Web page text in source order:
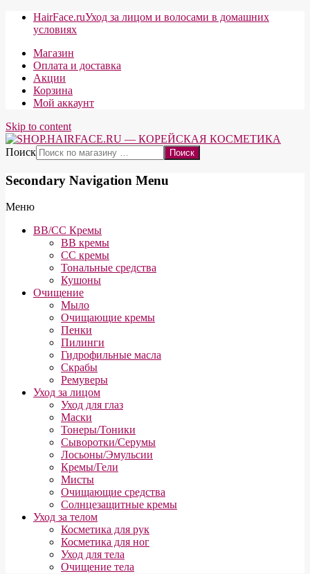
HairFace.ruУход за лицом и волосами в домашних
условиях
Магазин
Оплата и доставка
Акции
Корзина
Мой аккаунт
Skip to content
Поиск
Secondary Navigation Menu
Меню
BB/CC Кремы
BB кремы
СС кремы
Тональные средства
Кушоны
Очищение
Мыло
Очищающие кремы
Пенки
Пилинги
Гидрофильные масла
Скрабы
Ремуверы
Уход за лицом
Уход для глаз
Маски
Тонеры/Тоники
Сыворотки/Серумы
Лосьоны/Эмульсии
Кремы/Гели
Мисты
Очищающие средства
Солнцезащитные кремы
Уход за телом
Косметика для рук
Косметика для ног
Уход для тела
Очищение тела